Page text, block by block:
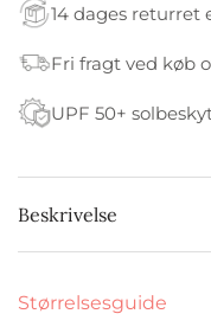
14 dages returret
Fri fragt ved køb
UPF 50+
Beskrivelse
Størrelsesguide